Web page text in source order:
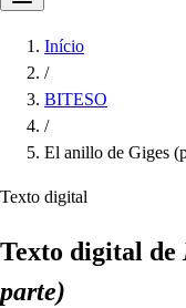
Início
/
BITESO
/
El anillo de Giges
Texto digital
Texto digital de
parte)